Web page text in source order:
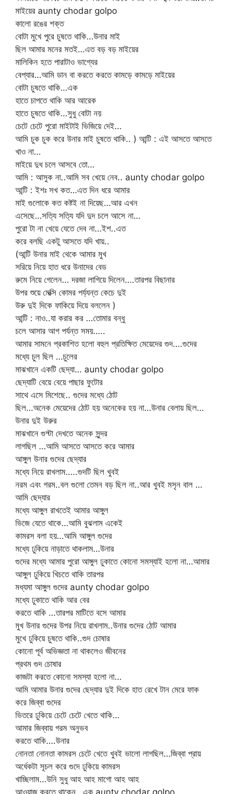
মাইয়ের aunty chodar golpo
কালো রঙের শক্ত
বোটা মুখে পুরে চুষতে থাকি…উনার মাই
ছিল আমার মনের মতই…এত বড় বড় মাইয়ের
মালিকিন হতে পারাটাও ভাগ্যের
বেপ্যার…আমি ডান বা করতে করতে কামড়ে কামড়ে মাইয়ের
বোটা চুষতে থাকি…এক
হাতে চাপতে থাকি আর আরেক
হাতে চুষতে থাকি…সুধু বোটা নয়
চেটে চেটে পুরো মাইটাই ভিজিয়ে দেই…
আমি চুক চুক করে উনার মাই চুষতে থাকি.. ) আন্টি : এই আসতে আসতে
খাও না…
মাইয়ে দুধ চলে আসবে তো…
আমি : আসুক না..আমি সব খেয়ে নেব.. aunty chodar golpo
আন্টি : ইশঃ সখ কত…এত দিন ধরে আমার
মাই গুলোকে কত কষ্টই না দিয়েছ…আর এখন
এসেছে…সত্যি সত্যি যদি দুদ চলে আসে না…
পুরো টা না খেয়ে যেতে দেব না…ইশ..এত
করে বলছি একটু আসতে যদি খায়..
(আন্টি উনার মাই থেকে আমার মুখ
সরিয়ে নিয়ে হাত ধরে উনাদের বেড
রুমে নিয়ে গেলেন… দরজা লাগিয়ে দিলেন….তারপর বিছানার
উপর শুয়ে মেক্সি কোমর পর্য্যন্ত কেচে দুই
উরু দুই দিকে ফাকিয়ে দিয়ে বললেন )
আন্টি : নাও..যা করার কর …তোমার বন্ধু
চলে আসার আগ পর্যন্ত সময়…..
আমার সামনে প্রকাশিত হলো বহুল প্রতিক্ষিত মেয়েদের গুদ….গুদের
মধ্যে চুল ছিল …চুলের
মাঝখানে একটি ছেদ্যা… aunty chodar golpo
ছেদ্যাটি বেয়ে বেয়ে পাছার ফুটোর
সাথে এসে মিশেছে.. গুদের মধ্যে ঠোট
ছিল…অনেক মেয়েদের ঠোট হয় অনেকের হয় না…উনার বেলায় ছিল…
উনার দুই উরুর
মাঝখানে গুদ্টা দেখতে অনেক সুন্দর
লাগছিল …আমি আসতে আসতে করে আমার
আঙ্গুল উনার গুদের ছেদ্যার
মধ্যে নিয়ে রাখলাম…..গুদটি ছিল খুবই
নরম এবং গরম..বল গুলো তেমন বড় ছিল না..আর খুবই মসৃন বাল …
আমি ছেদ্যার
মধ্যে আঙ্গুল রাখতেই আমার আঙ্গুল
ভিজে যেতে থাকে…আমি বুঝলাম একেই
কামরস বলা হয়…আমি আঙ্গুল গুদের
মধ্যে ঢুকিয়ে নাড়াতে থাকলাম…উনার
গুদের মধ্যে আমার পুরো আঙ্গুল ঢুকাতে কোনো সমস্যাই হলো না…আমার
আঙ্গুল ঢুকিয়ে খিচতে থাকি তারপর
মধ্যমা আঙ্গুল গুদের aunty chodar golpo
মধ্যে ঢুকাতে থাকি আর বের
করতে থাকি …তারপর মাটিতে বসে আমার
মুখ উনার গুদের উপর নিয়ে রাখলাম..উনার গুদের ঠোট আমার
মুখে ঢুকিয়ে চুষতে থাকি..গুদ চোষার
কোনো পূর্ব অভিজ্ঞতা না থাকলেও জীবনের
প্রথম গুদ চোষার
কাজটা করতে কোনো সমস্যা হলো না…
আমি আমার উনার গুদের ছেদ্যার দুই দিকে হাত রেখে টান মেরে ফাক
করে জিব্বা গুদের
ভিতরে ঢুকিয়ে চেটে চেটে খেতে থাকি…
আমার জিব্বায় গরম অনুভব
করতে থাকি….উনার
নোনতা নোনতা কামরস চেটে খেতে খুবই ভালো লাগছিল…জিব্বা প্রায়
অর্ধেকটা সূচল করে গুদে ঢুকিয়ে কামরস
খাচ্ছিলাম…উনি সুধু আহ আহ মাগো আহ আহ
আওয়াজ করতে থাকেন…এক aunty chodar golpo